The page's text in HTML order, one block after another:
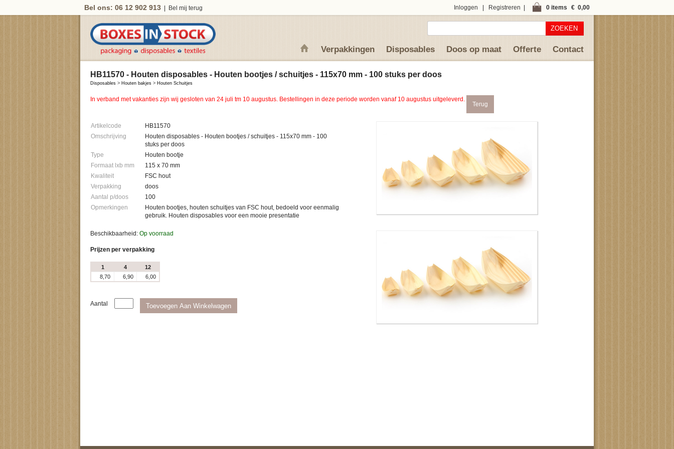
Bel ons: 06 12 902 913 Bel mij terug 0 items € 0,00
Inloggen Registreren
ZOEKEN
Verpakkingen Disposables Doos op maat Offerte Contact
HB11570 - Houten disposables - Houten bootjes / schuitjes - 115x70 mm - 100 stuks per doos
Disposables > Houten bakjes > Houten Schuitjes
In verband met vakanties zijn wij gesloten van 24 juli tm 10 augustus. Bestellingen in deze periode worden vanaf 10 augustus uitgeleverd.
Terug
Artikelcode
HB11570
Omschrijving
Houten disposables - Houten bootjes / schuitjes - 115x70 mm - 100
stuks per doos
Type
Houten bootje
Formaat lxb mm
115 x 70 mm
Kwaliteit
FSC hout
Verpakking
doos
Aantal p/doos
100
Opmerkingen
Houten bootjes, houten schuitjes van FSC hout, bedoeld voor eenmalig
gebruik. Houten disposables voor een mooie presentatie
Beschikbaarheid: Op voorraad
Prijzen per verpakking
1 4
12
8,70
6,90 6,00
Aantal